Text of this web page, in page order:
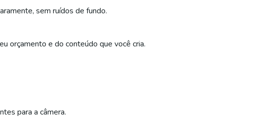
sem ruídos de fundo.
orçamento e do conteúdo que você cria.
para a câmera.